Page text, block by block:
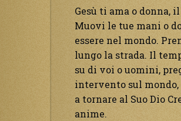
Gesù ti ama o donna,
Muovi le tue mani o
essere nel mondo.
lungo la strada. Il
su di voi o uomini,
intervento sul mondo,
a tornare al Suo Dio
anime.